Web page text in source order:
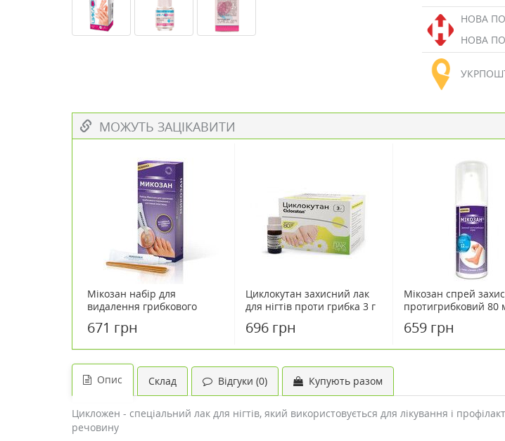
НОВА
НОВА
МОЖУТЬ ЗАЦІКАВИТИ
Мікозан набір для
видалення грибкового
пластини
671 грн
Циклокутан захисний лак
для нігтів проти грибка 3 г
696 грн
Мікозан спрей
протигрибковий 80
659 грн
Опис Склад Відгуки (0) Купують разом
Цикложен - спеціальний лак для нігтів, який використовується для лікування і
речовину